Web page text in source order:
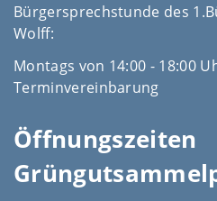
Bürgersprechstunde des
Wolff:
Montags von 14:00 - 18:00
Terminvereinbarung
Öffnungszeiten